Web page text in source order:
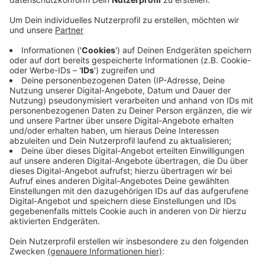
Veröffentlicht:Montag, 06.04.2020 05:14
Anzeige
Die Bewohner müssen auf Grund ihres Alters
besonders vor dem Virus geschützt werden. Doch es
fehlt häufig an Masken, Desinfektionsmittel und
anderer Schutzausrüstung. Da in den Seniorenheimen
ein striktes Besuchsverbot herrscht, greift zum
Beispiel die Caritas zu kreativen Maßnahmen. So sollen
Tablets und DJs den Alltag der Bewohner erträglicher
machen.
Anzeige